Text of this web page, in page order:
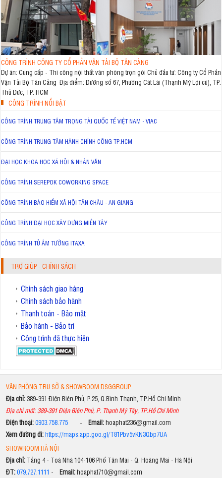
CÔNG TRÌNH CÔNG TY CỔ PHẦN VẬN TẢI BỘ TÂN CẢNG
Dự án: Cung cấp - Thi công nội thất văn phòng trọn gói Chủ đầu tư: Công ty Cổ Phần
Vận Tải Bộ Tân Cảng Địa điểm: Đường số 67, Phường Cát Lái (Thạnh Mỹ Lợi cũ), TP.
Thủ Đức, TP. HCM
CÔNG TRÌNH NỔI BẬT
CÔNG TRÌNH TRUNG TÂM TRỌNG TÀI QUỐC TẾ VIỆT NAM - VIAC
CÔNG TRÌNH TRUNG TÂM HÀNH CHÍNH CÔNG TP.HCM
ĐẠI HỌC KHOA HỌC XÃ HỘI & NHÂN VĂN
CÔNG TRÌNH SEREPOK COWORKING SPACE
CÔNG TRÌNH BẢO HIỂM XÃ HỘI TÂN CHÂU - AN GIANG
CÔNG TRÌNH ĐẠI HỌC XÂY DỰNG MIỀN TÂY
CÔNG TRÌNH TỦ ÂM TƯỜNG ITAXA
TRỢ GIÚP - CHÍNH SÁCH
Chính sách giao hàng
Chính sách bảo hành
Thanh toán - Bảo mật
Bảo hành - Bảo trì
Công trình đã thực hiện
VĂN PHÒNG TRỤ SỞ & SHOWROOM DSGGROUP
Địa chỉ: 389-391 Điện Biên Phủ, P.25, Q.Bình Thạnh, TP.Hồ Chí Minh
Địa chỉ mới: 389-391 Điện Biên Phủ, P. Thạnh Mỹ Tây, TP.Hồ Chí Minh
Điện thoại:0903.758.775- Email:hoaphat236@gmail.com
Xem đường đi:https://maps.app.goo.gl/T81Pbv5vKN3Qbp7UA
SHOWROOM HÀ NỘI
Địa chỉ:Tầng 4 - Toà Nhà 104-106 Phố Tân Mai - Q. Hoàng Mai - Hà Nội
ĐT:079.727.1111 - Email:hoaphat710@gmail.com